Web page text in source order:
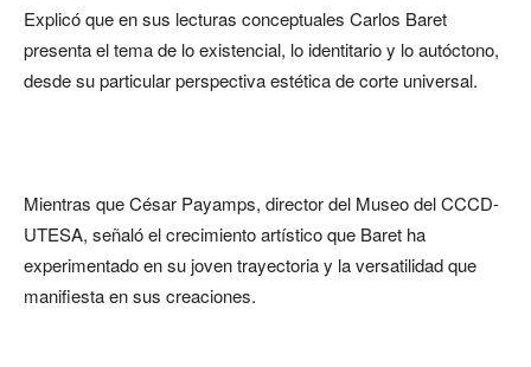
Explicó que en sus lecturas conceptuales Carlos Baret
presenta el tema de lo existencial, lo identitario y lo autóctono,
desde su particular perspectiva estética de corte universal.
Mientras que César Payamps, director del Museo del CCCD-
UTESA, señaló el crecimiento artístico que Baret ha
experimentado en su joven trayectoria y la versatilidad que
manifiesta en sus creaciones.